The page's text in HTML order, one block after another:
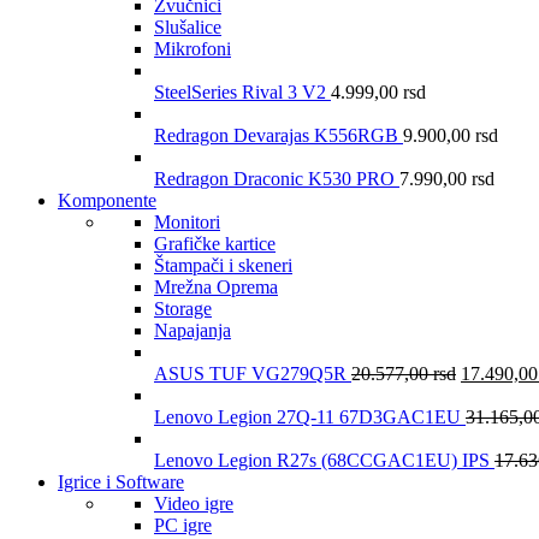
Zvučnici
Slušalice
Mikrofoni
SteelSeries Rival 3 V2 4.999,00 rsd
Redragon Devarajas K556RGB 9.900,00 rsd
Redragon Draconic K530 PRO 7.990,00 rsd
Komponente
Monitori
Grafičke kartice
Štampači i skeneri
Mrežna Oprema
Storage
Napajanja
ASUS TUF VG279Q5R 20.577,00rsd
Lenovo Legion 27Q-11 67D3GAC1EU
Lenovo Legion R27s (68CCGAC1EU) IPS
Igrice i Software
Video igre
PC igre